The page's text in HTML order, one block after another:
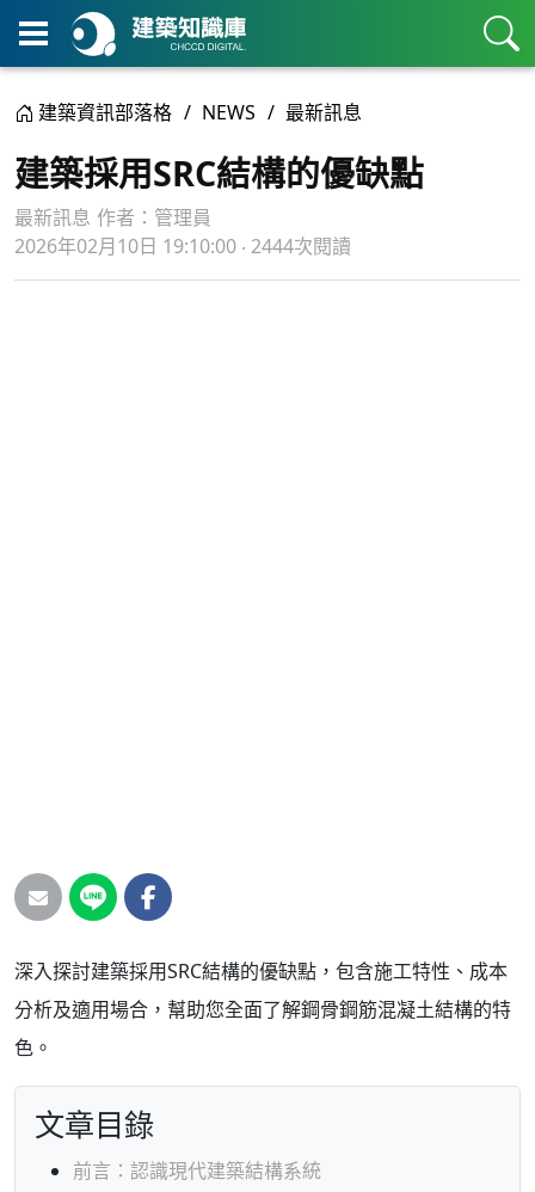
建築資訊部落格 NEWS 最新訊息
建築採用SRC結構的優缺點
最新訊息 作者： 管理員
2026年02月10日 19:10:00 ‧ 2444次閱讀
深入探討建築採用SRC結構的優缺點，包含施工特性、成本
分析及適用場合，幫助您全面了解鋼骨鋼筋混凝土結構的特
色。
文章目錄
前言：認識現代建築結構系統